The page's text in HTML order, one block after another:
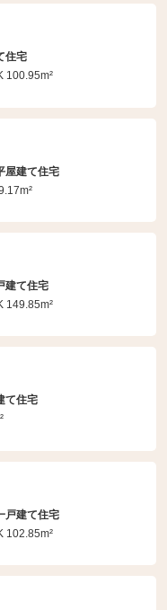
住宅
100.95m²
建て住宅
建て住宅
149.85m²
て住宅
建て住宅
102.85m²